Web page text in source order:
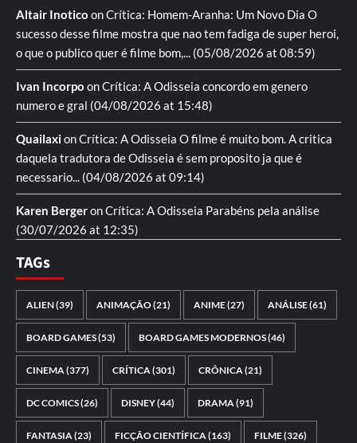
Altair Inotico onCrítica: Homem-Aranha: Um Novo Dia O
sucesso desse filme mostra que nao tem fadiga de super heroi,
o que o publico quer é filme bom,... (05/08/2026 at 08:59)
Ivan Incorpo onCrítica: A Odisseia concordo em genero
numero e gral (04/08/2026 at 15:48)
QuailaxionCrítica: A Odisseia O filme é muito bom. A critica
daquela tradutora de Odisseia é sem proposito ja que é
necessario... (04/08/2026 at 09:14)
Karen BergeronCrítica: A Odisseia Parabéns pela análise
(30/07/2026 at 12:35)
TAGs
ALIEN(39) ANIMAÇÃO(21) ANIME(27) ANÁLISE(61)
BOARD GAMES(53) BOARD GAMES MODERNOS(46)
CINEMA(377) CRÍTICA(301) CRÔNICA(21)
DC COMICS(26) DISNEY(44) DRAMA(91)
FANTASIA(23) FICÇÃO CIENTÍFICA(163) FILME(326)